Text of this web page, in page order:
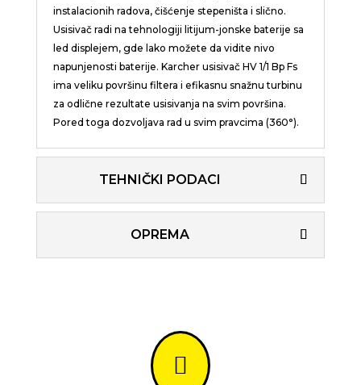
instalacionih radova, čišćenje stepeništa i slično.
Usisivač radi na tehnologiji litijum-jonske baterije sa
led displejem, gde lako možete da vidite nivo
napunjenosti baterije. Karcher usisivač HV 1/1 Bp Fs
ima veliku površinu filtera i efikasnu snažnu turbinu
za odlične rezultate usisivanja na svim površina.
Pored toga dozvoljava rad u svim pravcima (360°).
TEHNIČKI PODACI
OPREMA
